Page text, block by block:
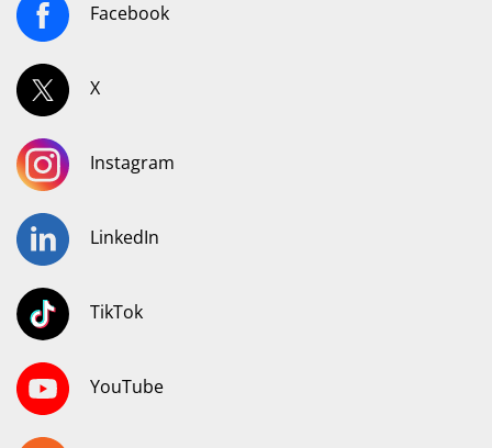
Facebook
X
Instagram
LinkedIn
TikTok
YouTube